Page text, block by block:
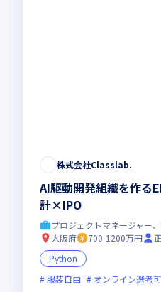
株式会社Classlab.⁠
AI駆動開発組織を作る
計×IPO
プロジェクトマネージャー
大阪府
700-1200万円
Python
服装自由
オンライン選考可